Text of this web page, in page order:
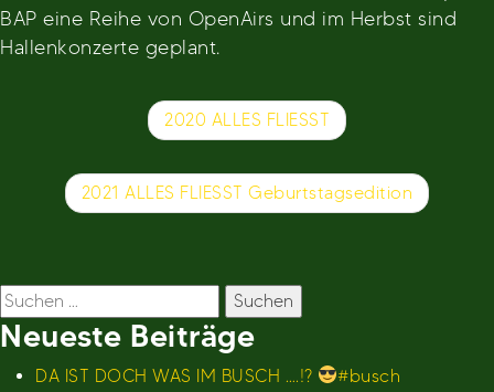
BAP eine Reihe von OpenAirs und im Herbst sind
Hallenkonzerte geplant.
Beitragsnavigation
2020 ALLES FLIESST
2021 ALLES FLIESST Geburtstagsedition
Suchen
nach:
Neueste Beiträge
DA IST DOCH WAS IM BUSCH ….!?
#busch